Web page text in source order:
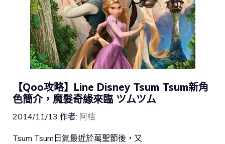
【Qoo攻略】Line Disney Tsum Tsum新角
色簡介，魔髮奇緣來臨 ツムツム
2014/11/13 作者: 阿桔
Tsum Tsum日氣最近於萬聖節後，又